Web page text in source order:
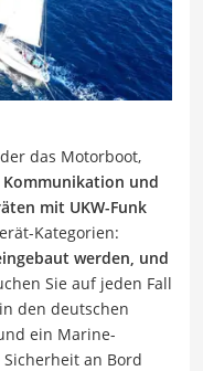
das Motorboot,
und
mit UKW-Funk
Kategorien:
werden, und
Sie auf jeden Fall
den deutschen
ein Marine-
an Bord